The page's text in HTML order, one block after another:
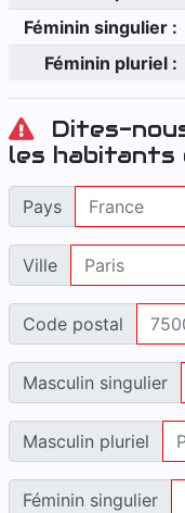
Féminin singulier :
Féminin pluriel :
Dites-
les habitants
Pays
Ville
Code postal
Masculin singulier
Masculin pluriel
Féminin singulier